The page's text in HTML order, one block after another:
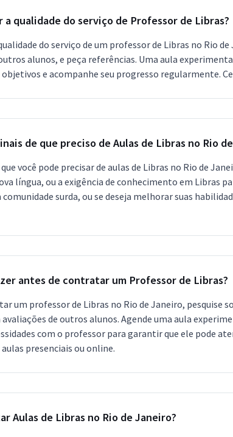
a qualidade do serviço de Professor de Libras?
do serviço de um professor de Libras no Rio
alunos, e peça referências. Uma aula
objetivos e acompanhe seu progresso regularmente.
de que preciso de Aulas de Libras no Rio
você pode precisar de aulas de Libras no Rio de
língua, ou a exigência de conhecimento em Libras
surda, ou se deseja melhorar suas
antes de contratar um Professor de Libras?
um professor de Libras no Rio de Janeiro, pesquise
avaliações de outros alunos. Agende uma aula
com o professor para garantir que ele pode
presenciais ou online.
Aulas de Libras no Rio de Janeiro?